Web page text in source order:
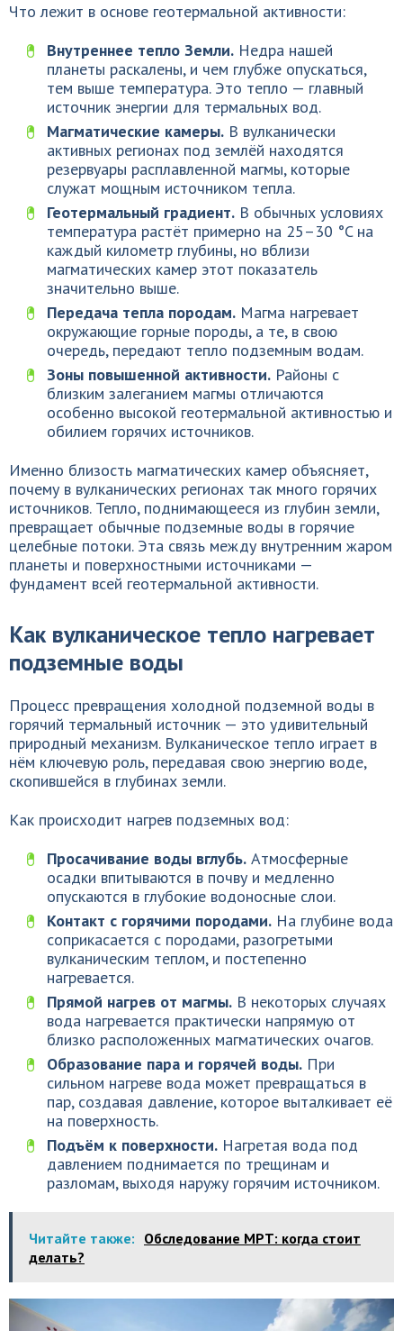
Что лежит в основе геотермальной активности:
Внутреннее тепло Земли. Недра нашей
планеты раскалены, и чем глубже опускаться,
тем выше температура. Это тепло — главный
источник энергии для термальных вод.
Магматические камеры. В вулканически
активных регионах под землёй находятся
резервуары расплавленной магмы, которые
служат мощным источником тепла.
Геотермальный градиент. В обычных условиях
температура растёт примерно на 25–30 °C на
каждый километр глубины, но вблизи
магматических камер этот показатель
значительно выше.
Передача тепла породам. Магма нагревает
окружающие горные породы, а те, в свою
очередь, передают тепло подземным водам.
Зоны повышенной активности. Районы с
близким залеганием магмы отличаются
особенно высокой геотермальной активностью и
обилием горячих источников.
Именно близость магматических камер объясняет,
почему в вулканических регионах так много горячих
источников. Тепло, поднимающееся из глубин земли,
превращает обычные подземные воды в горячие
целебные потоки. Эта связь между внутренним жаром
планеты и поверхностными источниками —
фундамент всей геотермальной активности.
Как вулканическое тепло нагревает
подземные воды
Процесс превращения холодной подземной воды в
горячий термальный источник — это удивительный
природный механизм. Вулканическое тепло играет в
нём ключевую роль, передавая свою энергию воде,
скопившейся в глубинах земли.
Как происходит нагрев подземных вод:
Просачивание воды вглубь. Атмосферные
осадки впитываются в почву и медленно
опускаются в глубокие водоносные слои.
Контакт с горячими породами. На глубине вода
соприкасается с породами, разогретыми
вулканическим теплом, и постепенно
нагревается.
Прямой нагрев от магмы. В некоторых случаях
вода нагревается практически напрямую от
близко расположенных магматических очагов.
Образование пара и горячей воды. При
сильном нагреве вода может превращаться в
пар, создавая давление, которое выталкивает её
на поверхность.
Подъём к поверхности. Нагретая вода под
давлением поднимается по трещинам и
разломам, выходя наружу горячим источником.
Читайте также: Обследование МРТ: когда стоит
делать?